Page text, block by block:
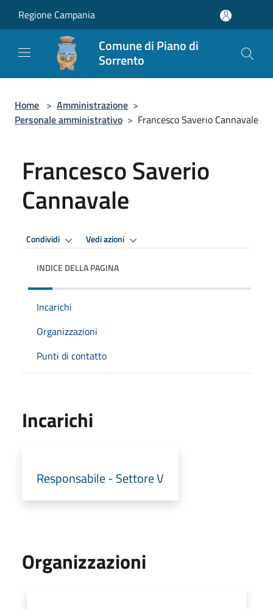
Regione Campania
Comune di Piano di
Sorrento
Home > Amministrazione >
Personale amministrativo > Francesco Saverio Cannavale
Francesco Saverio
Cannavale
Condividi Vedi azioni
INDICE DELLA PAGINA
Incarichi
Organizzazioni
Punti di contatto
Incarichi
Responsabile - Settore V
Organizzazioni